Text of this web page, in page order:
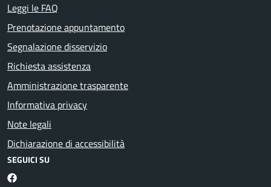
Leggi le FAQ
Prenotazione appuntamento
Segnalazione disservizio
Richiesta assistenza
Amministrazione trasparente
Informativa privacy
Note legali
Dichiarazione di accessibilità
SEGUICI SU
Facebook